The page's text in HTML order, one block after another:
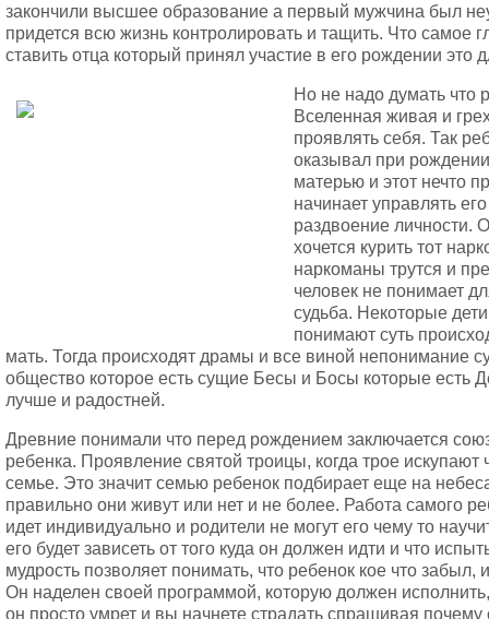
закончили высшее образование а первый мужчина был
придется всю жизнь контролировать и тащить. Что самое
ставить отца который принял участие в его рождении это
Но не надо думать что
Вселенная живая и
проявлять себя. Так
оказывал при
матерью и этот нечто
начинает управлять
раздвоение личности.
хочется курить тот
наркоманы трутся и
человек не понимает
судьба. Некоторые
понимают суть
мать. Тогда происходят драмы и все виной непонимание
общество которое есть сущие Бесы и Босы которые
лучше и радостней.
Древние понимали что перед рождением заключается
ребенка. Проявление святой троицы, когда трое
семье. Это значит семью ребенок подбирает еще на
правильно они живут или нет и не более. Работа самого
идет индивидуально и родители не могут его чему то
его будет зависеть от того куда он должен идти и что
мудрость позволяет понимать, что ребенок кое что
Он наделен своей программой, которую должен
он просто умрет и вы начнете страдать спрашивая